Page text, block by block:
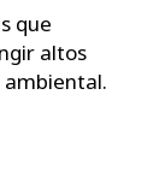
que
altos
ambiental.